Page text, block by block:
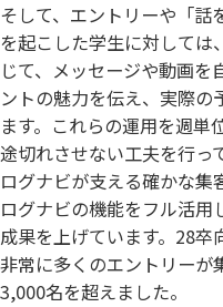
そして、エントリーや「話
を起こした学生に対しては
じて、メッセージや動画
ントの魅力を伝え、実際の
ます。これらの運用を週単
途切れさせない工夫を行っ
ログナビが支える確かな集
ログナビの機能をフル活
成果を上げています。28
非常に多くのエントリーが
3,000名を超えました。